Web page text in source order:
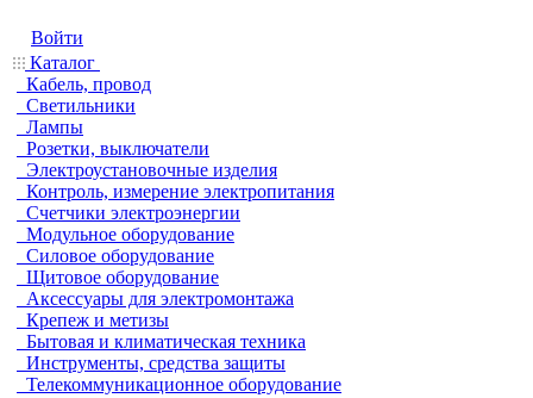
Войти
Каталог
Кабель, провод
Светильники
Лампы
Розетки, выключатели
Электроустановочные изделия
Контроль, измерение электропитания
Счетчики электроэнергии
Модульное оборудование
Силовое оборудование
Щитовое оборудование
Аксессуары для электромонтажа
Крепеж и метизы
Бытовая и климатическая техника
Инструменты, средства защиты
Телекоммуникационное оборудование